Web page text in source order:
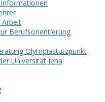
Berufsorientierung
Olympiastützpunkt
Universität Jena